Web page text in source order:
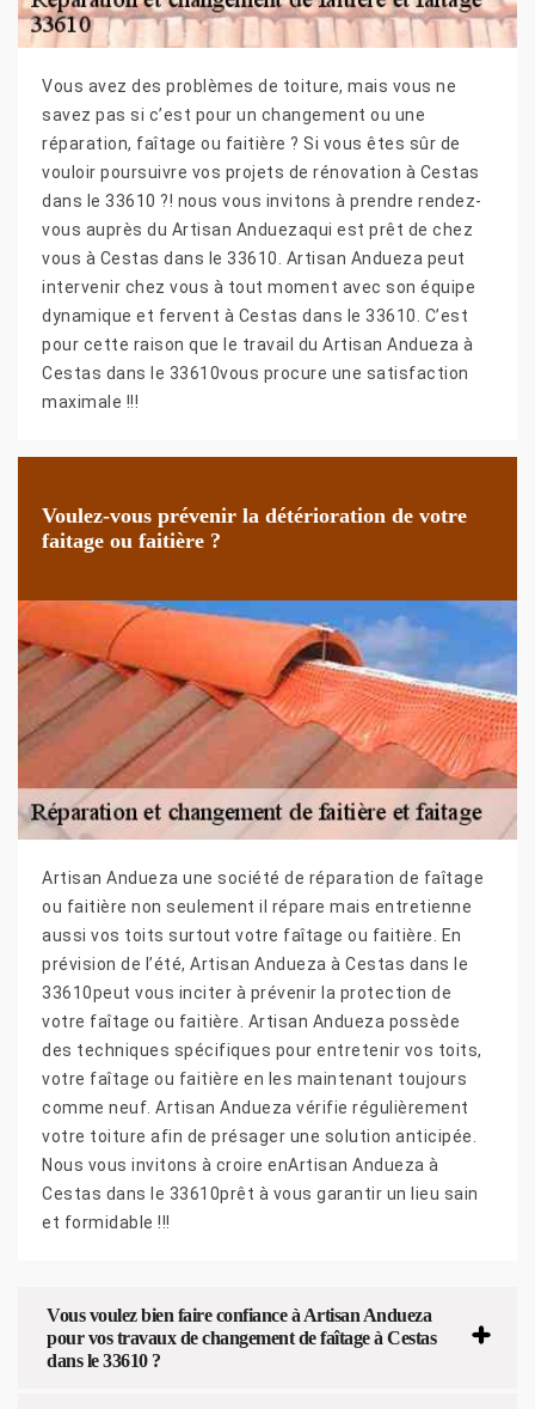
Vous avez des problèmes de toiture, mais vous ne
savez pas si c’est pour un changement ou une
réparation, faîtage ou faitière ? Si vous êtes sûr de
vouloir poursuivre vos projets de rénovation à Cestas
dans le 33610 ?! nous vous invitons à prendre rendez-
vous auprès du Artisan Anduezaqui est prêt de chez
vous à Cestas dans le 33610. Artisan Andueza peut
intervenir chez vous à tout moment avec son équipe
dynamique et fervent à Cestas dans le 33610. C’est
pour cette raison que le travail du Artisan Andueza à
Cestas dans le 33610vous procure une satisfaction
maximale !!!
Voulez-vous prévenir la détérioration de votre
faitage ou faitière ?
Artisan Andueza une société de réparation de faîtage
ou faitière non seulement il répare mais entretienne
aussi vos toits surtout votre faîtage ou faitière. En
prévision de l’été, Artisan Andueza à Cestas dans le
33610peut vous inciter à prévenir la protection de
votre faîtage ou faitière. Artisan Andueza possède
des techniques spécifiques pour entretenir vos toits,
votre faîtage ou faitière en les maintenant toujours
comme neuf. Artisan Andueza vérifie régulièrement
votre toiture afin de présager une solution anticipée.
Nous vous invitons à croire enArtisan Andueza à
Cestas dans le 33610prêt à vous garantir un lieu sain
et formidable !!!
Vous voulez bien faire confiance à Artisan Andueza
pour vos travaux de changement de faîtage à Cestas
dans le 33610 ?